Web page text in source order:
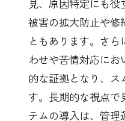
見、原因特定にも
被害の拡大防止や修
ともあります。さ
わせや苦情対応に
的な証拠となり、ス
す。長期的な視点で
テムの導入は、管理